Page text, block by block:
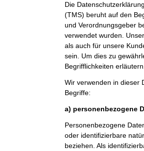
Die
(TMS) beruht auf den
und Verordnungsgeber
verwendet wurden.
als auch für unsere
sein. Um dies zu
Begrifflichkeiten erläutern.
Wir verwenden in dieser
Begriffe:
a) personenbezogene
Personenbezogene
oder identifizierbare
beziehen. Als